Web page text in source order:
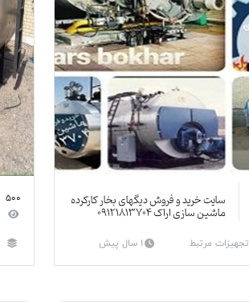
سایت خرید و فروش دیگهای بخار کارکرده
ماشین سازی اراک ۰۹۱۲۱۸۱۳۷۰۴
تجهیزات مرتبط 1 سال پیش
500